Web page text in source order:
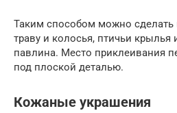
Таким способом можно сделать
траву и колосья, птичьи крылья
павлина. Место приклеивания
под плоской деталью.
Кожаные украшения